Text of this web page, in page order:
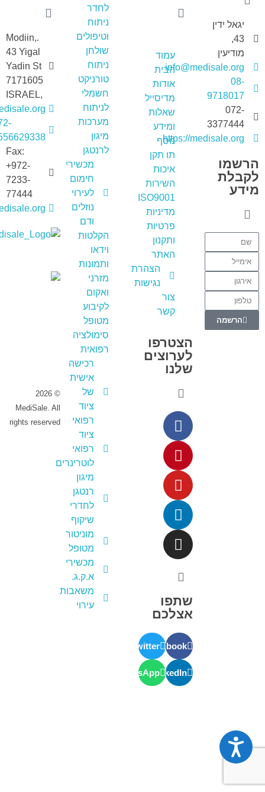
נגישות
יגאל ידין
43,
מודיעין
info@medisale.org
08-
9718017
072-
3377444
https://medisale.org
הרשמו
לקבלת
מידע
הרשמה
עמוד
הבית
אודות
מדיסייל
שאלות
ומידע
נוסף
תו תקן
איכות
השירות
ISO9001
מדיניות
פרטיות
ותקנון
האתר
הצהרת
נגישות
צור
קשר
הצטרפו
לערוצים
שלנו
שתפו
אצלכם
Facebook
Twitter
LinkedIn
WhatsApp
לחדר
ניתוח
וטיפולים
שולחן
ניתוח
טורניקט
חשמלי
לניתוח
מערכות
מיגון
לרנטגן
מכשירי
חימום
לעירוי
נוזלים
ודם
הקלטות
וידאו
ותמונות
מזרני
ואקום
לקיבוע
מטופל
סימולציה
רפואית
רכישה
אישית
של
ציוד
רפואי
ציוד
רפואי
לוטרינרים
מיגון
רנטגן
לחדרי
שיקוף
מוניטור
מטופל
מכשירי
א.ק.ג.
משאבות
עירוי
.Modiin,
43 Yigal
Yadin St
7171605
,ISRAEL
Fax:
+972-
7233-
77444
© 2026
MediSale. All
rights reserved